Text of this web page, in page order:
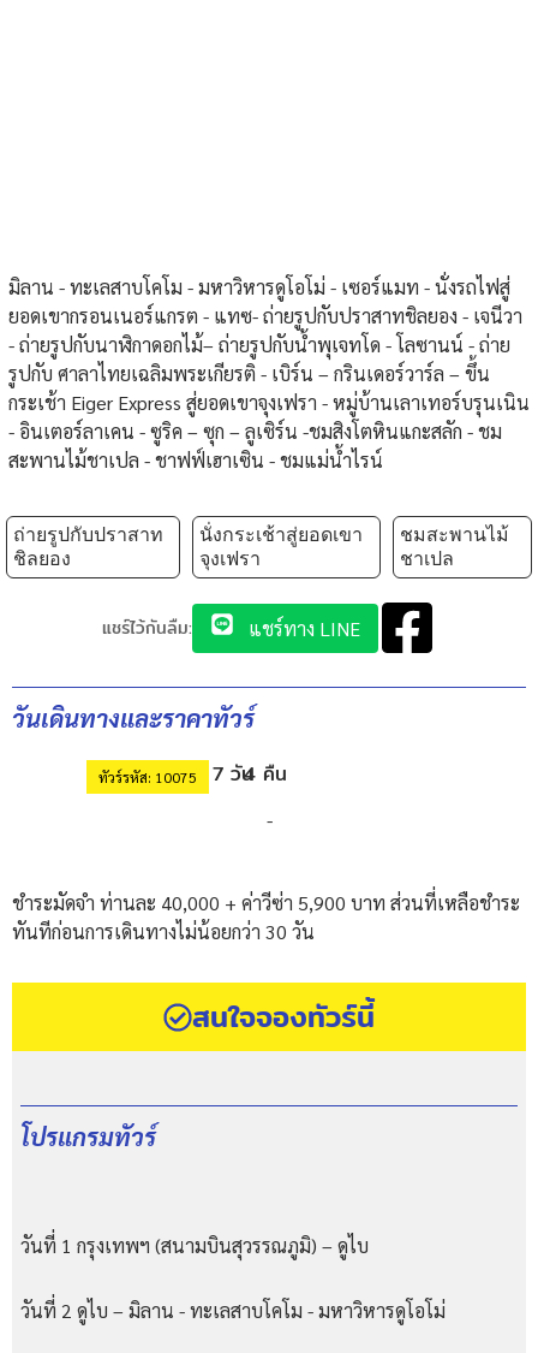
มิลาน - ทะเลสาบโคโม - มหาวิหารดูโอโม่ - เซอร์แมท - นั่งรถไฟสู่
ยอดเขากรอนเนอร์แกรต - แทซ- ถ่ายรูปกับปราสาทชิลยอง - เจนีวา
- ถ่ายรูปกับนาฬิกาดอกไม้– ถ่ายรูปกับน้ำพุเจทโด - โลซานน์ - ถ่าย
รูปกับ ศาลาไทยเฉลิมพระเกียรติ - เบิร์น – กรินเดอร์วาร์ล – ขึ้น
กระเช้า Eiger Express สู่ยอดเขาจุงเฟรา - หมู่บ้านเลาเทอร์บรุนเนิน
- อินเตอร์ลาเคน - ซูริค – ซุก – ลูเซิร์น -ชมสิงโตหินแกะสลัก - ชม
สะพานไม้ชาเปล - ชาฟฟ์เฮาเซิน - ชมแม่น้ำไรน์
ถ่ายรูปกับปราสาท
ชิลยอง
นั่งกระเช้าสู่ยอดเขา
จุงเฟรา
ชมสะพานไม้
ชาเปล
แชร์ไว้กันลืม: แชร์ทาง LINE
วันเดินทางและราคาทัวร์
ทัวร์รหัส: 10075 7 วัน4 คืน
-
ชำระมัดจำ ท่านละ 40,000 + ค่าวีซ่า 5,900 บาท ส่วนที่เหลือชำระ
ทันทีก่อนการเดินทางไม่น้อยกว่า 30 วัน
สนใจจองทัวร์นี้
โปรแกรมทัวร์
วันที่ 1 กรุงเทพฯ (สนามบินสุวรรณภูมิ) – ดูไบ
วันที่ 2 ดูไบ – มิลาน - ทะเลสาบโคโม - มหาวิหารดูโอโม่